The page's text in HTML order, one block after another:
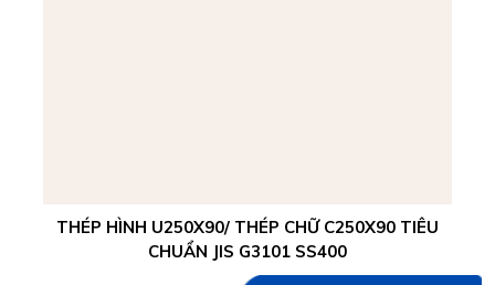
THÉP HÌNH U250X90/ THÉP CHỮ C250X90 TIÊU
CHUẨN JIS G3101 SS400